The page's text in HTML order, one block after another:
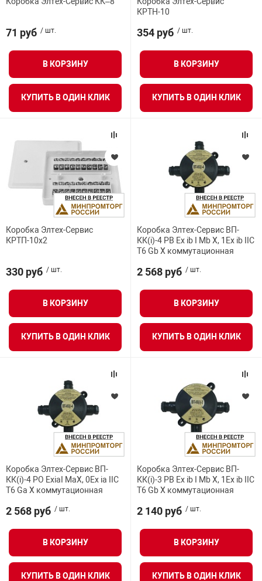
и аналитики
объектов
и экипировка
техника
автомобили
информации
техника
средства охраны
ключи
безопасность
ВСЕ ФИЛЬТРЫ
71 руб / шт.
В КОРЗИНУ
КУПИТЬ В ОДИН КЛИК
КРТН-10
354 руб / шт.
В КОРЗИНУ
КУПИТЬ В ОДИН КЛИК
Коробка Элтех-Сервис
КРТП-10х2
330 руб / шт.
В КОРЗИНУ
КУПИТЬ В ОДИН КЛИК
Коробка Элтех-Сервис ВП-
КК(i)-4 РВ Ex ib I Mb X, 1Ex ib IIC
T6 Gb X коммутационная
2 568 руб / шт.
В КОРЗИНУ
КУПИТЬ В ОДИН КЛИК
Коробка Элтех-Сервис ВП-
КК(i)-4 PO ExiaI MaX, 0Ex ia IIC
T6 Ga X коммутационная
2 568 руб / шт.
В КОРЗИНУ
КУПИТЬ В ОДИН КЛИК
Коробка Элтех-Сервис ВП-
КК(i)-3 РВ Ex ib I Mb X, 1Ex ib IIC
T6 Gb X коммутационная
2 140 руб / шт.
В КОРЗИНУ
КУПИТЬ В ОДИН КЛИК